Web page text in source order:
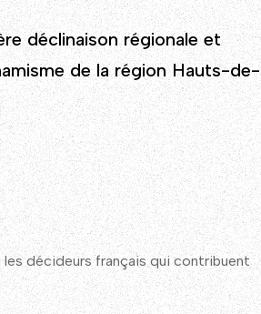
déclinaison régionale et
de la région Hauts-de-
les décideurs français qui contribuent